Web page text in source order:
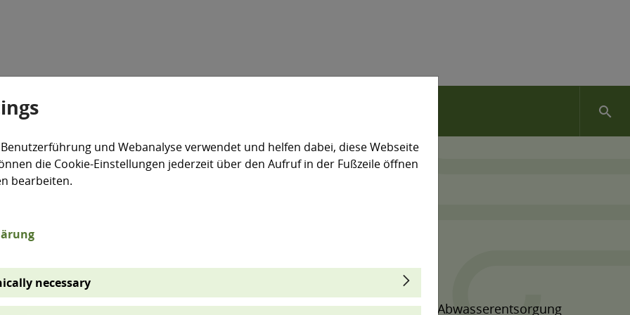
Veranstaltungen search
Wasser Mittlerer Niedrigwasserabfluss
(B5)
vielfältige Auswirkungen auf aquatische Ökosysteme, Wasserver- und Abwasserentsorgung
und Webanalyse verwendet und helfen dabei, diese Webseite
die Cookie-Einstellungen jederzeit über den Aufruf in der Fußzeile öffnen
bearbeiten.
necessary